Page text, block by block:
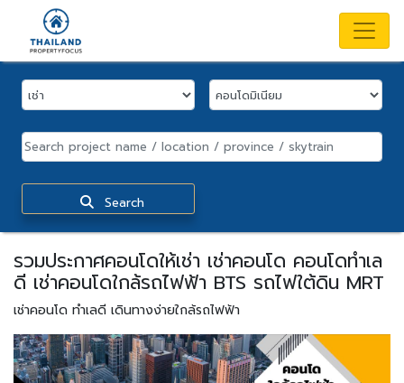
Search
รวมประกาศคอนโดให้เช่า เช่าคอนโด คอนโดทำเล
ดี เช่าคอนโดใกล้รถไฟฟ้า BTS รถไฟใต้ดิน MRT
เช่าคอนโด ทำเลดี เดินทางง่ายใกล้รถไฟฟ้า